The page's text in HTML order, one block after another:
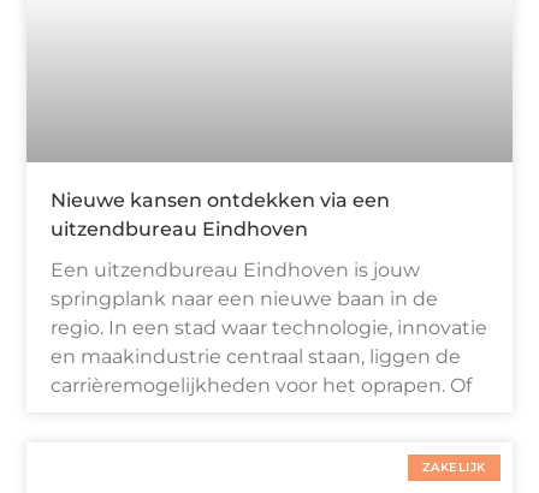
Nieuwe kansen ontdekken via een
uitzendbureau Eindhoven
Een uitzendbureau Eindhoven is jouw
springplank naar een nieuwe baan in de
regio. In een stad waar technologie, innovatie
en maakindustrie centraal staan, liggen de
carrièremogelijkheden voor het oprapen. Of
ZAKELIJK